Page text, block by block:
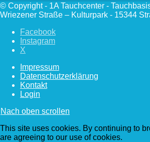
© Copyright - 1A Tauchcenter -
Wriezener Straße – Kulturpark - 15344
Facebook
Instagram
X
Impressum
Datenschutzerklärung
Kontakt
Login
Nach oben scrollen
This site uses cookies. By continuing to
are agreeing to our use of cookies.